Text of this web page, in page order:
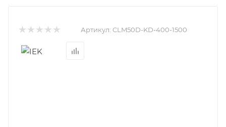
Артикул: CLM50D-KD-400-1500